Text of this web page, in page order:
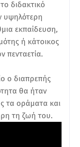
διδακτικό
υψηλότερη
εκπαίδευση,
ή κάτοικος
πενταετία.
ο διαπρεπής
θα ήταν
τα οράματα και
τη ζωή του.